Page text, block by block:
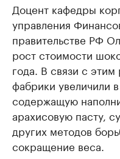
Доцент кафедры
управления
правительстве РФ
рост стоимости
года. В связи с
фабрики увеличили
содержащую
арахисовую пасту,
других методов
сокращение веса.